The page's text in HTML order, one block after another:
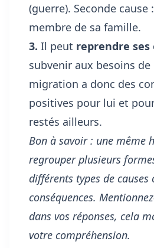
(guerre). Seconde
membre de sa famille.
3. Il peut reprendre ses
subvenir aux besoins de
migration a donc des
positives pour lui et
restés ailleurs.
Bon à savoir : une même
regrouper plusieurs
différents types de causes
conséquences.
dans vos réponses, cela
votre compréhension.